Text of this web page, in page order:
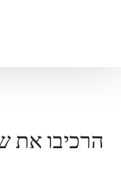
הרכיבו את